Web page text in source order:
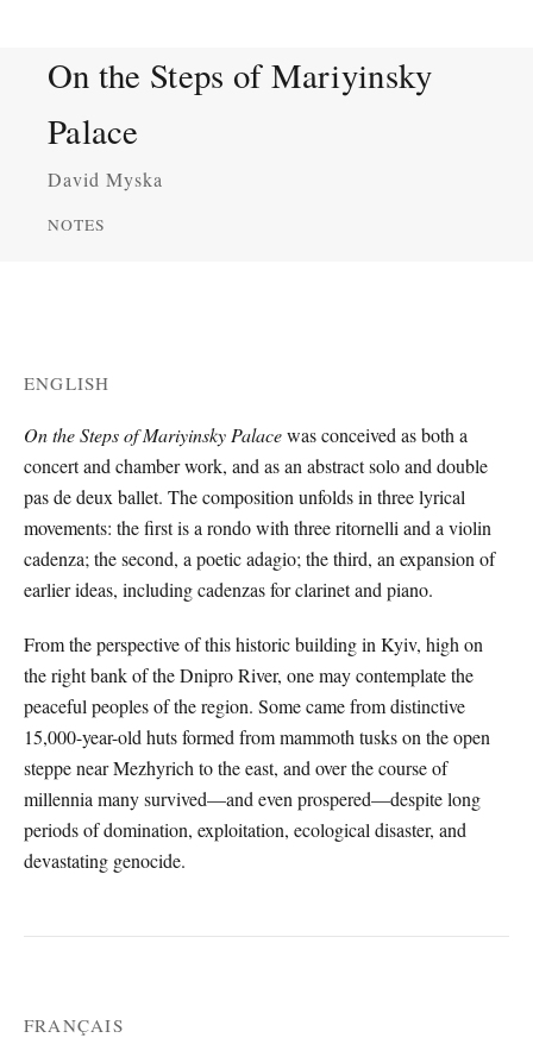
On the Steps of Mariyinsky
Palace
David Myska
NOTES
ENGLISH
On the Steps of Mariyinsky Palacewas conceived as both a
concert and chamber work, and as an abstract solo and double
pas de deux ballet. The composition unfolds in three lyrical
movements: the first is a rondo with three ritornelli and a violin
cadenza; the second, a poetic adagio; the third, an expansion of
earlier ideas, including cadenzas for clarinet and piano.
From the perspective of this historic building in Kyiv, high on
the right bank of the Dnipro River, one may contemplate the
peaceful peoples of the region. Some came from distinctive
15,000-year-old huts formed from mammoth tusks on the open
steppe near Mezhyrich to the east, and over the course of
millennia many survived—and even prospered—despite long
periods of domination, exploitation, ecological disaster, and
devastating genocide.
FRANÇAIS